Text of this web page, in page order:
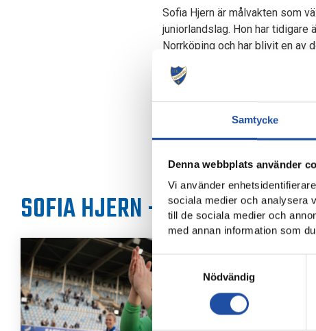
Samtycke
Denna webbplats använder
Vi använder
sociala medier och analysera
till de sociala medier och
med annan information som
Samtyckesval
Nödvändig
Sofia Hjern är målvakten som
juniorlandslag. Hon har
Norrköping och har blivit en av
SOFIA HJERN - NYHETSARKIV